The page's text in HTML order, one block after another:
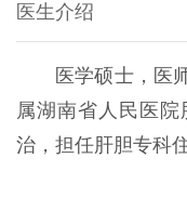
医生介绍
医学硕士，医
属湖南省人民医
治，担任肝胆专科